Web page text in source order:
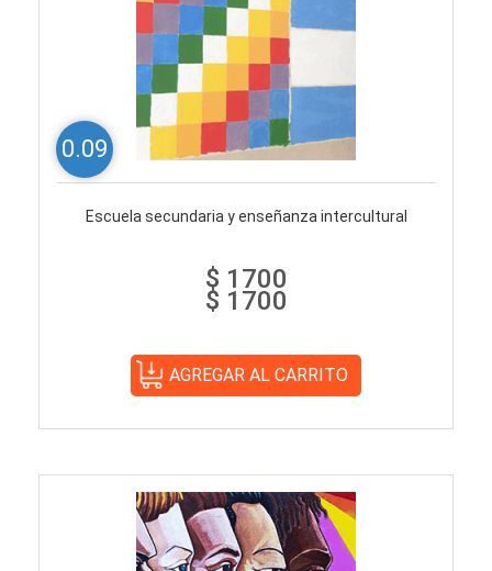
0.09
Escuela secundaria y enseñanza intercultural
$ 1700
$ 1700